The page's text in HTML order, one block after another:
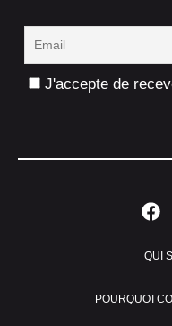
J'accepte de
QUI
POURQUOI